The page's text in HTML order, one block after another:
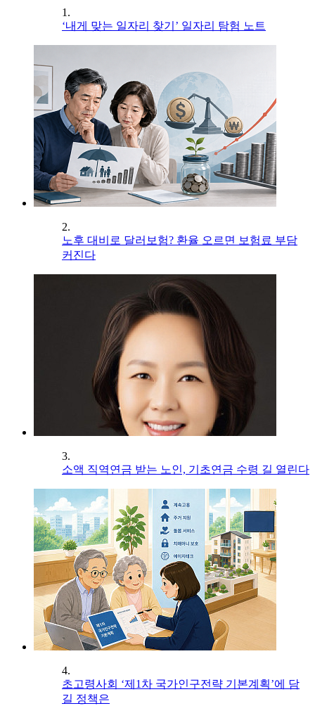
1.
‘내게 맞는 일자리 찾기’ 일자리 탐험 노트
2.
노후 대비로 달러보험? 환율 오르면 보험료 부담
커진다
3.
소액 직역연금 받는 노인, 기초연금 수령 길 열린다
4.
초고령사회 ‘제1차 국가인구전략 기본계획’에 담
길 정책은